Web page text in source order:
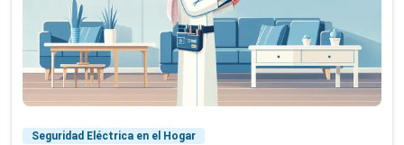
Seguridad Eléctrica en el Hogar